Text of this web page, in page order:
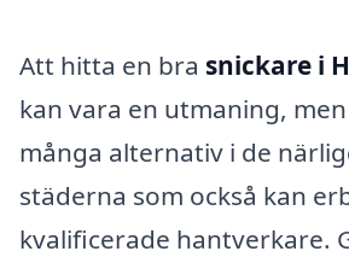
Att hitta en bra snickare i
kan vara en utmaning,
många alternativ i de
städerna som också kan
kvalificerade hantverkare.